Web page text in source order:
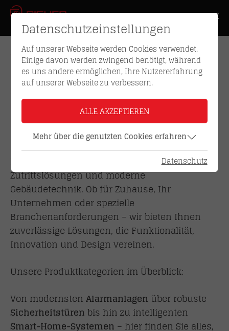
WILLKOMMEN IN UNSERER
PRODUKTWELT –
SICHERHEIT, KOMFORT &
QUALITÄT AUF EINEN
BLICK
Entdecken Sie unsere umfassende Auswahl an
hochwertigen Produkten rund um Sicherheit,
Zutrittslösungen und moderne
Gebäudetechnik. Ob für Zuhause, Ihr
Unternehmen oder spezielle
Branchenanforderungen – wir bieten Ihnen
zuverlässige Lösungen, die Funktionalität,
Innovation und Design vereinen.
Unsere Produktkategorien im Überblick:
Von modernstenAlarmanlagen über robuste
Sicherheitstüren bis hin zu intelligenten
Smart-Home-Systemen – hier finden Sie alles,
Datenschutzeinstellungen
Auf unserer Webseite werden Cookies verwendet.
Einige davon werden zwingend benötigt, während
es uns andere ermöglichen, Ihre Nutzererfahrung
auf unserer Webseite zu verbessern.
ALLE AKZEPTIEREN
Mehr über die genutzten Cookies erfahren
Datenschutz